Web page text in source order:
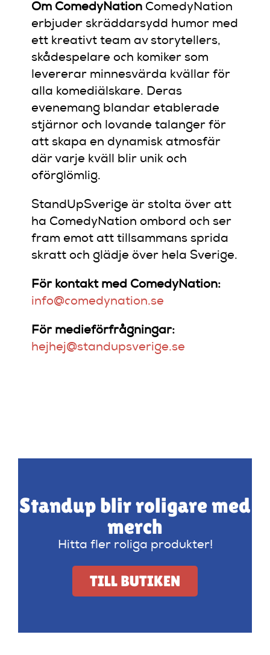
Om ComedyNation ComedyNation
erbjuder skräddarsydd humor med
ett kreativt team av storytellers,
skådespelare och komiker som
levererar minnesvärda kvällar för
alla komediälskare. Deras
evenemang blandar etablerade
stjärnor och lovande talanger för
att skapa en dynamisk atmosfär
där varje kväll blir unik och
oförglömlig.
StandUpSverige är stolta över att
ha ComedyNation ombord och ser
fram emot att tillsammans sprida
skratt och glädje över hela Sverige.
För kontakt med ComedyNation:
info@comedynation.se
För medieförfrågningar:
hejhej@standupsverige.se
Standup blir roligare med
merch
Hitta fler roliga produkter!
TILL BUTIKEN